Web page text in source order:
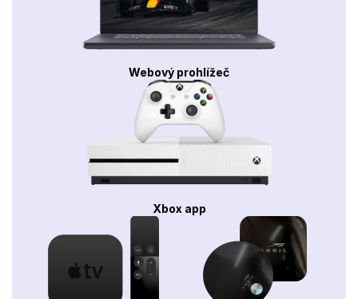
Webový prohlížeč
Xbox app